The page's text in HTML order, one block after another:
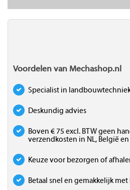
Voordelen van Mechashop.nl
Specialist in
Deskundig advies
Boven € 75 excl. BTW geen
verzendkosten in NL, België
Keuze voor bezorgen of
Betaal snel en gemakkelijk met